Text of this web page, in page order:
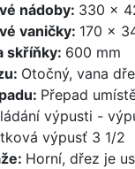
nádoby: 330 x
vaničky: 170 x
skříňky: 600 mm
Otočný, vana
Přepad
výpusti -
výpusť 3 1/2
Horní, dřez je